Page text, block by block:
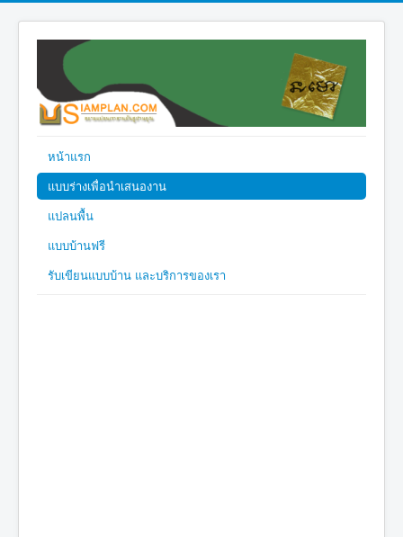
หน้าแรก
แบบร่างเพื่อนำเสนองาน
แปลนพื้น
แบบบ้านฟรี
รับเขียนแบบบ้าน และบริการของเรา